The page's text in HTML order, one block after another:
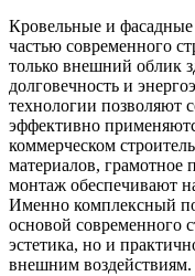
Кровельные и
частью современного
только внешний облик
долговечность и
технологии позволяют
эффективно
коммерческом
материалов, грамотное
монтаж обеспечивают
Именно комплексный
основой современного
эстетика, но и
внешним воздействиям.